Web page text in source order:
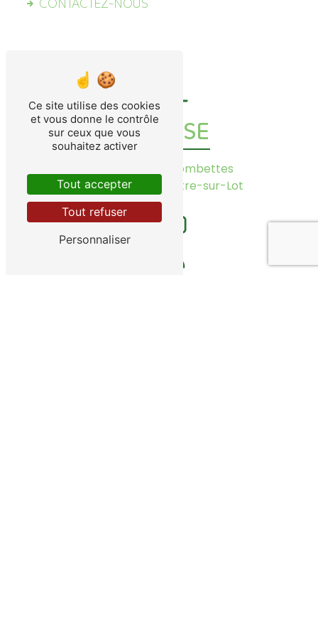
CONTACTEZ-NOUS
ADRESSE
1084 Rte de Lascombettes
47140 Saint-Sylvestre-sur-Lot
Ce site utilise des cookies
et vous donne le contrôle
sur ceux que vous
souhaitez activer
Tout accepter
Tout refuser
Personnaliser